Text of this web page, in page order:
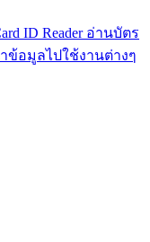
ID Reader อ่านบัตร
ข้อมูลไปใช้งานต่างๆ